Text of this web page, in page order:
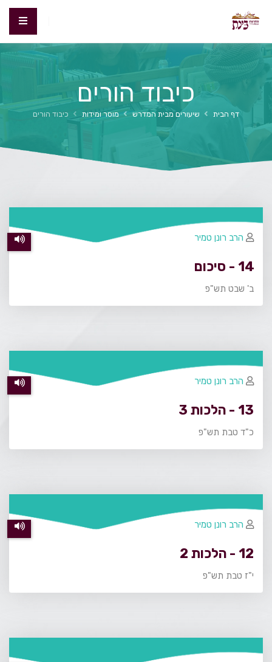
כיבוד הורים
דף הבית שיעורים מבית המדרש מוסר ומידות כיבוד הורים
14 - סיכום
ב' שבט תש"פ
הרב רונן טמיר
13 - הלכות 3
כ"ד טבת תש"פ
הרב רונן טמיר
12 - הלכות 2
י"ז טבת תש"פ
הרב רונן טמיר